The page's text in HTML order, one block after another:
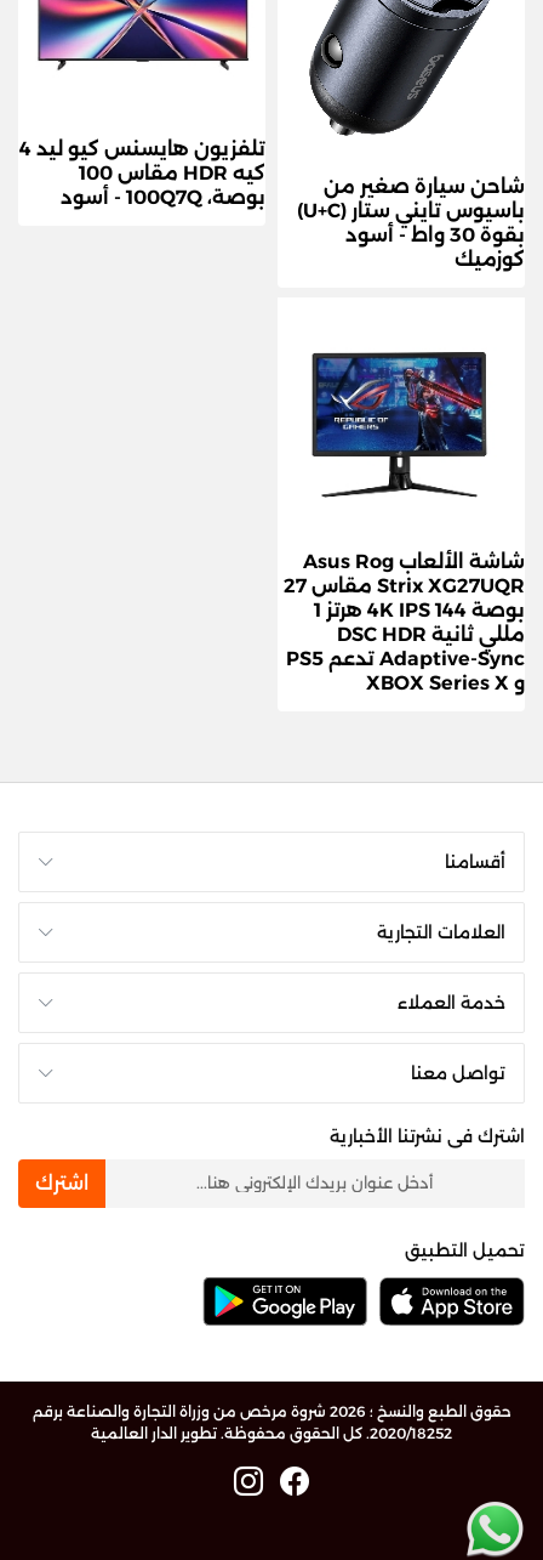
شاحن سيارة صغير من
باسيوس تايني ستار (U+C)
بقوة 30 واط - أسود
كوزميك
تلفزيون هايسنس كيو ليد 4
كيه HDR مقاس 100
بوصة، 100Q7Q - أسود
شاشة الألعاب Asus Rog
Strix XG27UQR مقاس 27
بوصة 4K IPS 144 هرتز 1
مللي ثانية DSC HDR
Adaptive-Sync تدعم PS5
و XBOX Series X
أقسامنا
العلامات التجارية
خدمة العملاء
تواصل معنا
اشترك فى نشرتنا الأخبارية
اشترك
تحميل التطبيق
حقوق الطبع والنسخ ؛ 2026 شروة مرخص من وزراة التجارة والصناعة برقم
2020/18252. كل الحقوق محفوظة.
تطوير الدار العالمية